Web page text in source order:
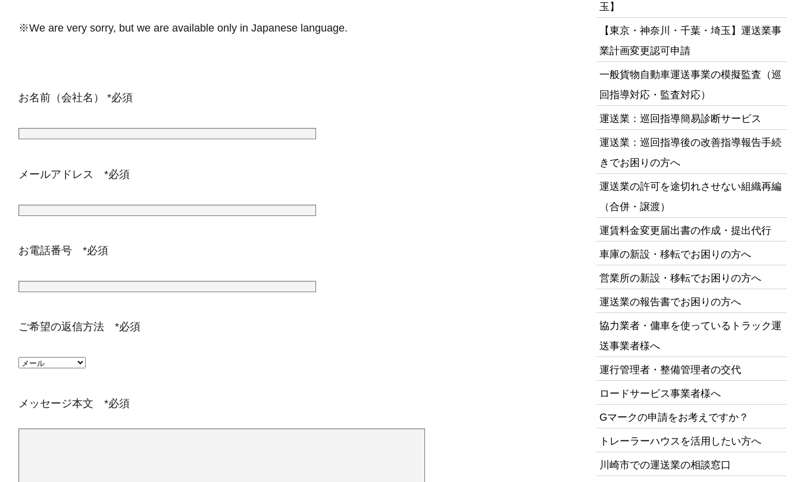
※We are very sorry, but we are available only in Japanese language.
お名前（会社名） *必須
メールアドレス *必須
お電話番号 *必須
ご希望の返信方法 *必須
メッセージ本文 *必須
玉】
【東京・神奈川・千葉・埼玉】運送業事
業計画変更認可申請
一般貨物自動車運送事業の模擬監査（巡
回指導対応・監査対応）
運送業：巡回指導簡易診断サービス
運送業：巡回指導後の改善指導報告手続
きでお困りの方へ
運送業の許可を途切れさせない組織再編
（合併・譲渡）
運賃料金変更届出書の作成・提出代行
車庫の新設・移転でお困りの方へ
営業所の新設・移転でお困りの方へ
運送業の報告書でお困りの方へ
協力業者・傭車を使っているトラック運
送事業者様へ
運行管理者・整備管理者の交代
ロードサービス事業者様へ
Gマークの申請をお考えですか？
トレーラーハウスを活用したい方へ
川崎市での運送業の相談窓口